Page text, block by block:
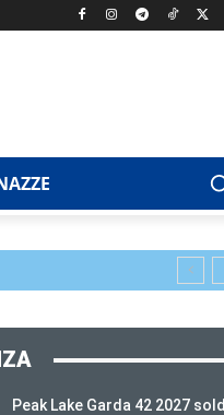
Peak Lake Garda 42 2027 sold